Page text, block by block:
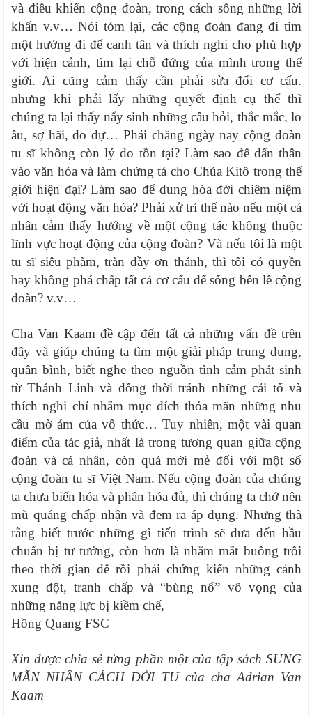
và điều khiển cộng đoàn, trong cách sống những lời
khấn v.v… Nói tóm lại, các cộng đoàn đang đi tìm
một hướng đi để canh tân và thích nghi cho phù hợp
với hiện cảnh, tìm lại chỗ đứng của mình trong thế
giới. Ai cũng cảm thấy cần phải sửa đổi cơ cấu.
nhưng khi phải lấy những quyết định cụ thể thì
chúng ta lại thấy nẩy sinh những câu hỏi, thắc mắc, lo
âu, sợ hãi, do dự… Phải chăng ngày nay cộng đoàn
tu sĩ không còn lý do tồn tại? Làm sao để dấn thân
vào văn hóa và làm chứng tá cho Chúa Kitô trong thế
giới hiện đại? Làm sao để dung hòa đời chiêm niệm
với hoạt động văn hóa? Phải xử trí thế nào nếu một cá
nhân cảm thấy hướng về một cộng tác không thuộc
lĩnh vực hoạt động của cộng đoàn? Và nếu tôi là một
tu sĩ siêu phàm, tràn đầy ơn thánh, thì tôi có quyền
hay không phá chấp tất cả cơ cấu để sống bên lề cộng
đoàn? v.v…
Cha Van Kaam đề cập đến tất cả những vấn đề trên
đây và giúp chúng ta tìm một giải pháp trung dung,
quân bình, biết nghe theo nguồn tình cảm phát sinh
từ Thánh Linh và đồng thời tránh những cải tổ và
thích nghi chỉ nhằm mục đích thỏa mãn những nhu
cầu mờ ám của vô thức… Tuy nhiên, một vài quan
điểm của tác giả, nhất là trong tương quan giữa cộng
đoàn và cá nhân, còn quá mới mẻ đối với một số
cộng đoàn tu sĩ Việt Nam. Nếu cộng đoàn của chúng
ta chưa biến hóa và phân hóa đủ, thì chúng ta chớ nên
mù quáng chấp nhận và đem ra áp dụng. Nhưng thà
rằng biết trước những gì tiến trình sẽ đưa đến hầu
chuẩn bị tư tưởng, còn hơn là nhắm mắt buông trôi
theo thời gian để rồi phải chứng kiến những cảnh
xung đột, tranh chấp và “bùng nổ” vô vọng của
những năng lực bị kiềm chế,
Hồng Quang FSC
Xin được chia sẻ từng phần một của tập sách SUNG
MÃN NHÂN CÁCH ĐỜI TU của cha Adrian Van
Kaam